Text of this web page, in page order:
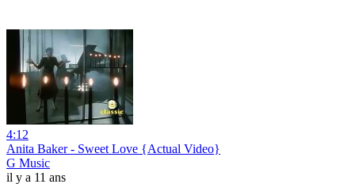
4:12
Anita Baker - Sweet Love {Actual Video}
G Music
il y a 11 ans